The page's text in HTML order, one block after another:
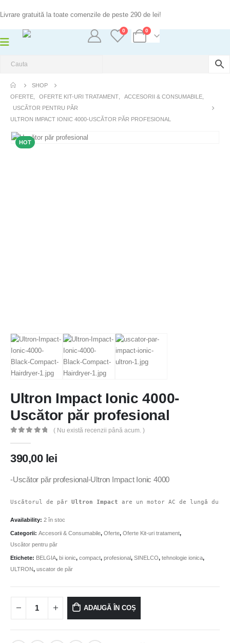
Livrare gratuită la toate comenzile de peste 290 de lei!
0 0
SHOP
OFERTE
OFERTE KIT-URI TRATAMENT ACCESORII & CONSUMABILE
USCĂTOR PENTRU PĂR
ULTRON IMPACT IONIC 4000-USCĂTOR PĂR PROFESIONAL
HOT
Ultron Impact Ionic 4000-
Uscător păr profesional
( Nu există recenzii până acum. )
390,00 lei
-Uscător păr profesional-Ultron Impact Ionic 4000
Uscătorul de păr Ultron Impact are un motor AC de lungă
Availability: 2 în stoc
Categorii: Accesorii & Consumabile, Oferte, Oferte Kit-uri tratament,
Uscător pentru păr
Etichete: BELGIA, bi ionic, compact, profesional, SINELCO, tehnologie ionica,
ULTRON, uscator de păr
ADAUGĂ ÎN COȘ